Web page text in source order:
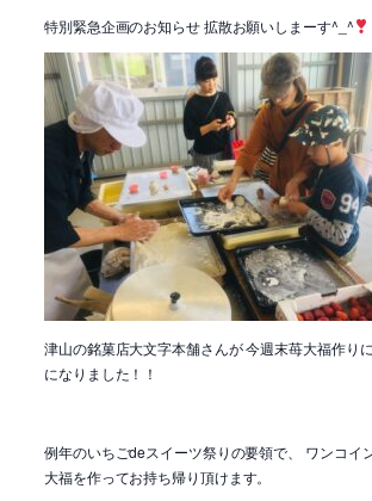
特別緊急企画のお知らせ 拡散お願いしまーす^_^
津山の銘菓店大文字本舗さんが 今週末苺大福作り
になりました！！
例年のいちごdeスイーツ祭りの要領で、 ワンコイ
大福を作ってお持ち帰り頂けます。